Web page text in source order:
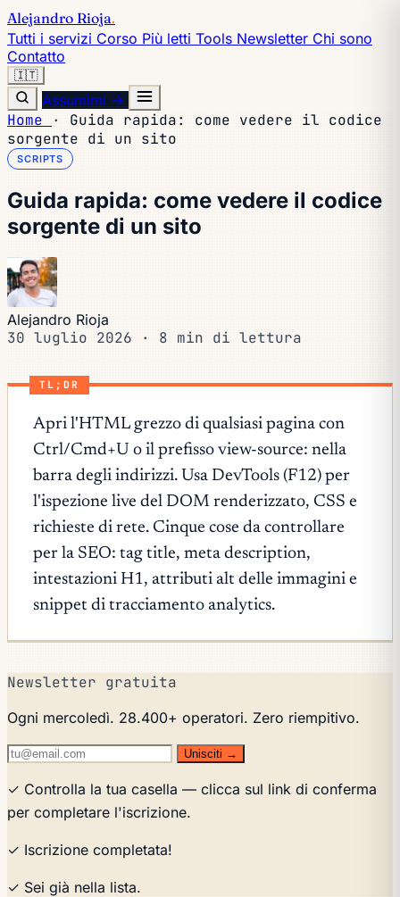
Alejandro Rioja.
Tutti i servizi Corso Più letti Tools Newsletter Chi sono
Contatto
🇮🇹
Assumimi →
Home ·
Guida rapida: come vedere il codice
sorgente di un sito
SCRIPTS
Guida rapida: come vedere il codice
sorgente di un sito
Alejandro Rioja
30 luglio 2026 · 8 min di lettura
TL;DR
Apri l'HTML grezzo di qualsiasi pagina con
Ctrl/Cmd+U o il prefisso view-source: nella
barra degli indirizzi. Usa DevTools (F12) per
l'ispezione live del DOM renderizzato, CSS e
richieste di rete. Cinque cose da controllare
per la SEO: tag title, meta description,
intestazioni H1, attributi alt delle immagini e
snippet di tracciamento analytics.
Newsletter gratuita
Ogni mercoledì. 28.400+ operatori. Zero riempitivo.
Unisciti →
✓ Controlla la tua casella — clicca sul link di conferma
per completare l'iscrizione.
✓ Iscrizione completata!
✓ Sei già nella lista.